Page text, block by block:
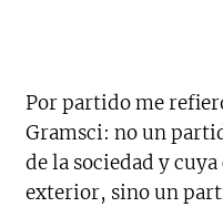
Por partido me
Gramsci: no un
de la sociedad y
exterior, sino un